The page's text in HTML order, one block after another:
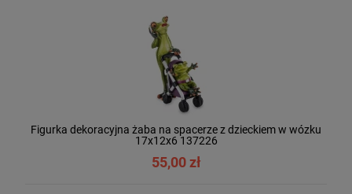
Figurka dekoracyjna żaba na spacerze z dzieckiem w wózku
17x12x6 137226
55,00 zł